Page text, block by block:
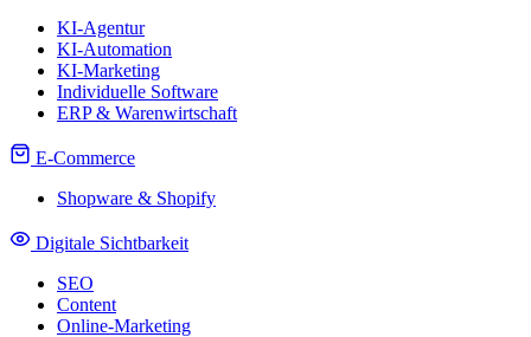
KI-Agentur
KI-Automation
KI-Marketing
Individuelle Software
ERP & Warenwirtschaft
E-Commerce
Shopware & Shopify
Digitale Sichtbarkeit
SEO
Content
Online-Marketing